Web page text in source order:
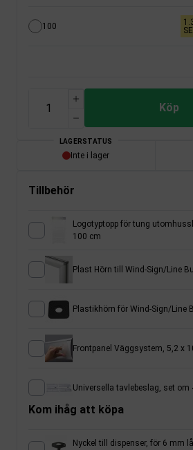
100
Köp
LAGERSTATUS
Inte i lager
Tillbehör
Logotyptopp för tung
100 cm
Plast Hörn till Wind-Sign/Line
Plastikhörn för Wind-Sign/Line
Frontpanel Väggsystem, 5,2 x
Universella tavlebeslag, set om
Kom ihåg att köpa
Nyckel till dispenser, för 6 mm